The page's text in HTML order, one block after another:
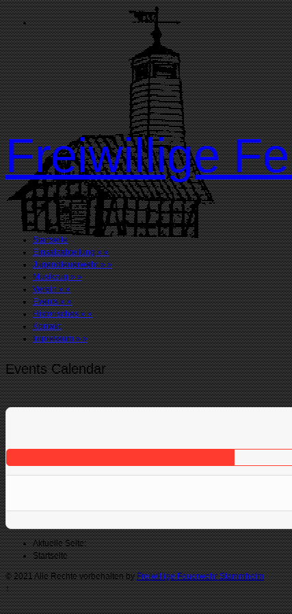
Freiwillige
Startseite
Einsatzabteilung»»
Jugendfeuerwehr»»
Musikzug»»
Verein»»
Events»»
Historisches»»
Kontakt
Impressum»»
Events Calendar
Aktuelle Seite:
Startseite
© 2021 Alle Rechte vorbehalten byFreiwillige Feuerwehr Stammheim
↑